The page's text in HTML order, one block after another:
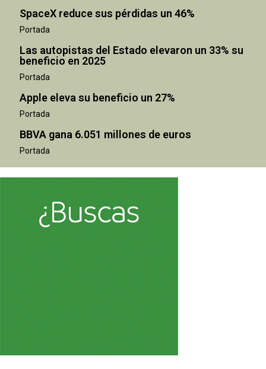
SpaceX reduce sus pérdidas un 46%
Portada
Las autopistas del Estado elevaron un 33% su
beneficio en 2025
Portada
Apple eleva su beneficio un 27%
Portada
BBVA gana 6.051 millones de euros
Portada